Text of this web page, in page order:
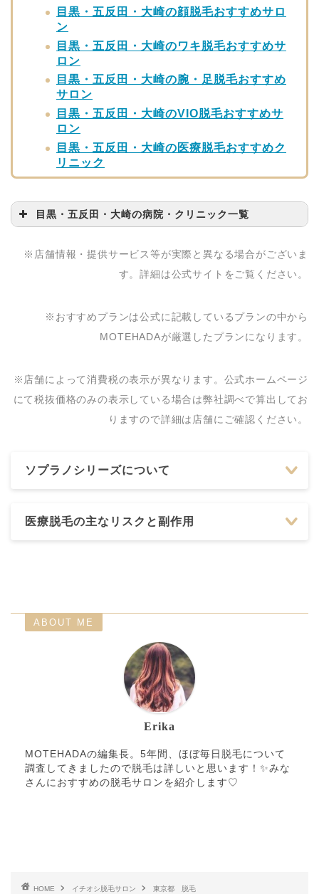
目黒・五反田・大崎の顔脱毛おすすめサロ
ン
目黒・五反田・大崎のワキ脱毛おすすめサ
ロン
目黒・五反田・大崎の腕・足脱毛おすすめ
サロン
目黒・五反田・大崎のVIO脱毛おすすめサ
ロン
目黒・五反田・大崎の医療脱毛おすすめク
リニック
目黒・五反田・大崎の病院・クリニック一覧
南美容皮フ科 五反田院
0120-284-103
目黒駅前アキクリニッ
03−5487−2525
ウォブクリニック中目
0120−411−281
※店舗情報・提供サービス等が実際と異なる場合がございま
す。詳細は公式サイトをご覧ください。
※おすすめプランは公式に記載しているプランの中から
MOTEHADAが厳選したプランになります。
※店舗によって消費税の表示が異なります。公式ホームページ
にて税抜価格のみの表示している場合は弊社調べで算出してお
りますので詳細は店舗にご確認ください。
ソプラノシリーズについて
医療脱毛の主なリスクと副作用
ABOUT ME
Erika
MOTEHADAの編集長。5年間、ほぼ毎日脱毛について
調査してきましたので脱毛は詳しいと思います！✨みな
さんにおすすめの脱毛サロンを紹介します♡
HOME イチオシ脱毛サロン
東京都 脱毛